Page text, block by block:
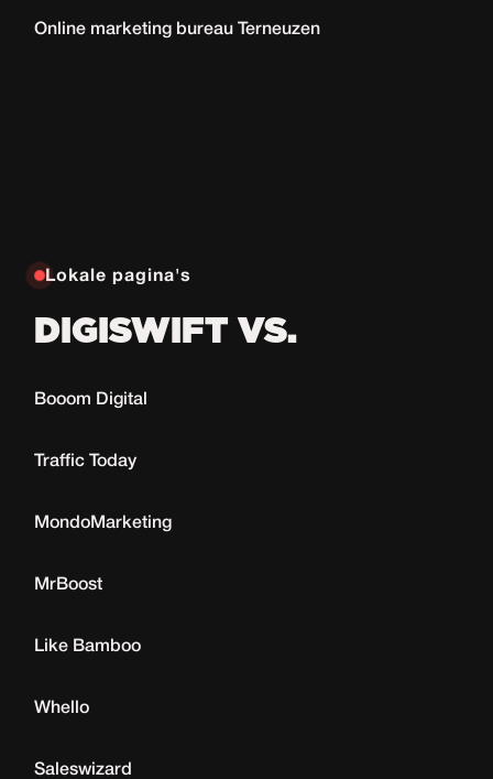
Online marketing bureau Terneuzen
Lokale pagina's
DIGISWIFT VS.
Booom Digital
Traffic Today
MondoMarketing
MrBoost
Like Bamboo
Whello
Saleswizard